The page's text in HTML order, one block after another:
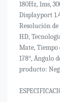
180Hz, 1ms,
Displayport
Resolución
HD,
Mate, Tiempo
178°, Ángulo
producto: